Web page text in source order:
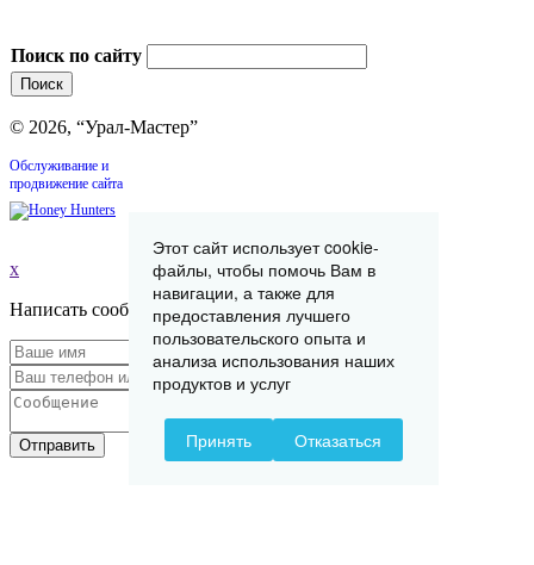
Поиск по сайту
© 2026, “Урал-Мастер”
Обслуживание и
продвижение сайта
x
Написать сообщение
Отправить
Этот сайт использует cookie-
файлы, чтобы помочь Вам в
навигации, а также для
предоставления лучшего
пользовательского опыта и
анализа использования наших
продуктов и услуг
Принять Отказаться